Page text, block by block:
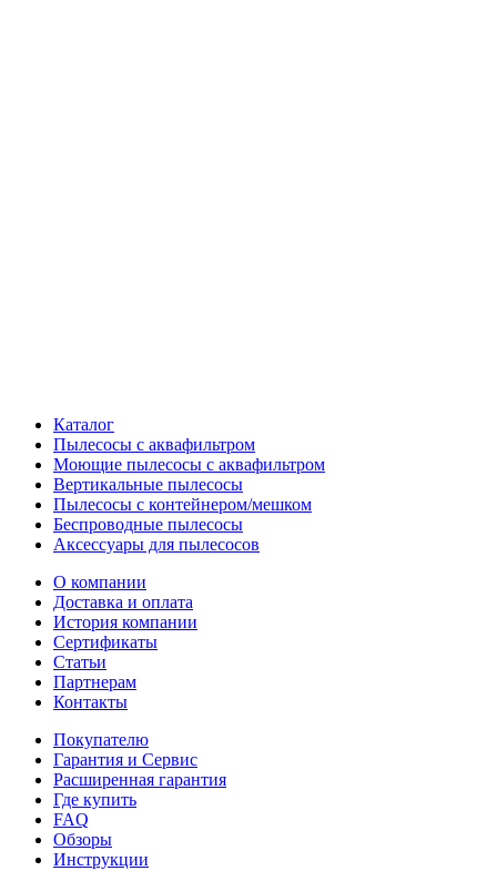
Каталог
Пылесосы с аквафильтром
Моющие пылесосы с аквафильтром
Вертикальные пылесосы
Пылесосы с контейнером/мешком
Беспроводные пылесосы
Аксессуары для пылесосов
О компании
Доставка и оплата
История компании
Сертификаты
Статьи
Партнерам
Контакты
Покупателю
Гарантия и Сервис
Расширенная гарантия
Где купить
FAQ
Обзоры
Инструкции